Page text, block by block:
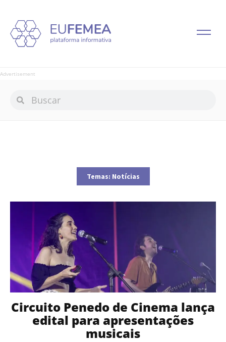
Advertisement
Temas: Notícias
Circuito Penedo de Cinema lança
edital para apresentações
musicais